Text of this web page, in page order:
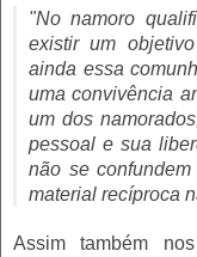
"No namoro
existir um
ainda essa
uma convivência
um dos
pessoal e sua
não se
material recíproca
Assim também